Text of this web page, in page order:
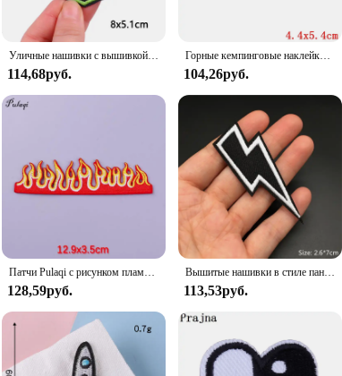
Уличные нашивки с вышивкой в виде гор, нашивки для одежды, термоклейкие нашивки для одежды, «сделай сам», Полоска, нашивка для кемпинга на одежду, наклейка
114,68руб.
Горные кемпинговые наклейки для одежды, «сделай сам», термоклейкие нашивки для одежды, приключения, уличные нашивки на одежду, Пришивные
104,26руб.
Патчи Pulaqi с рисунком пламени и сердца, патчи на одежду, Мультяшные наклейки, вышитые патчи для одежды, одежда в стиле хиппи, рок значок
128,59руб.
Вышитые нашивки в стиле панк для одежды, железные нашивки, аппликации, термоклеевые наклейки для одежды в стиле аниме «сделай сам»
113,53руб.